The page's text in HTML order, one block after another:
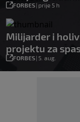
FORBES| prije 5 h
Milijarder i
projektu za
FORBES| 5. aug.